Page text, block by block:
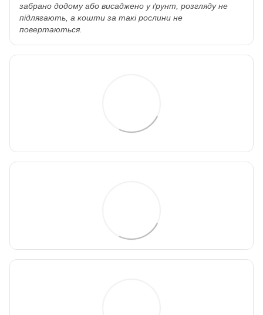
забрано додому або висаджено у ґрунт, розгляду не
підлягають, а кошти за такі рослини не
повертаються.